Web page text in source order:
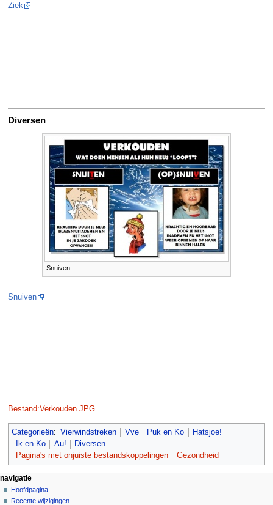
Ziek
Diversen
Snuiven
Snuiven
Bestand:Verkouden.JPG
Categorieën: Vierwindstreken Vve Puk en Ko
Hatsjoe!
Ik en Ko
Au!
Diversen
Pagina's met onjuiste bestandskoppelingen
Gezondheid
N
a
pagina-handelingen
pagina
overleg
persoonlijke hulpmiddelen
aanmelden
navigatie
Hoofdpagina
Recente wijzigingen